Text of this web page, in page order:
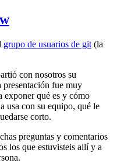
grupo de usuarios de git (la
con nosotros su
fue muy
exponer qué es y cómo
usa con su equipo, qué le
corto.
preguntas y comentarios
los que estuvisteis allí y a